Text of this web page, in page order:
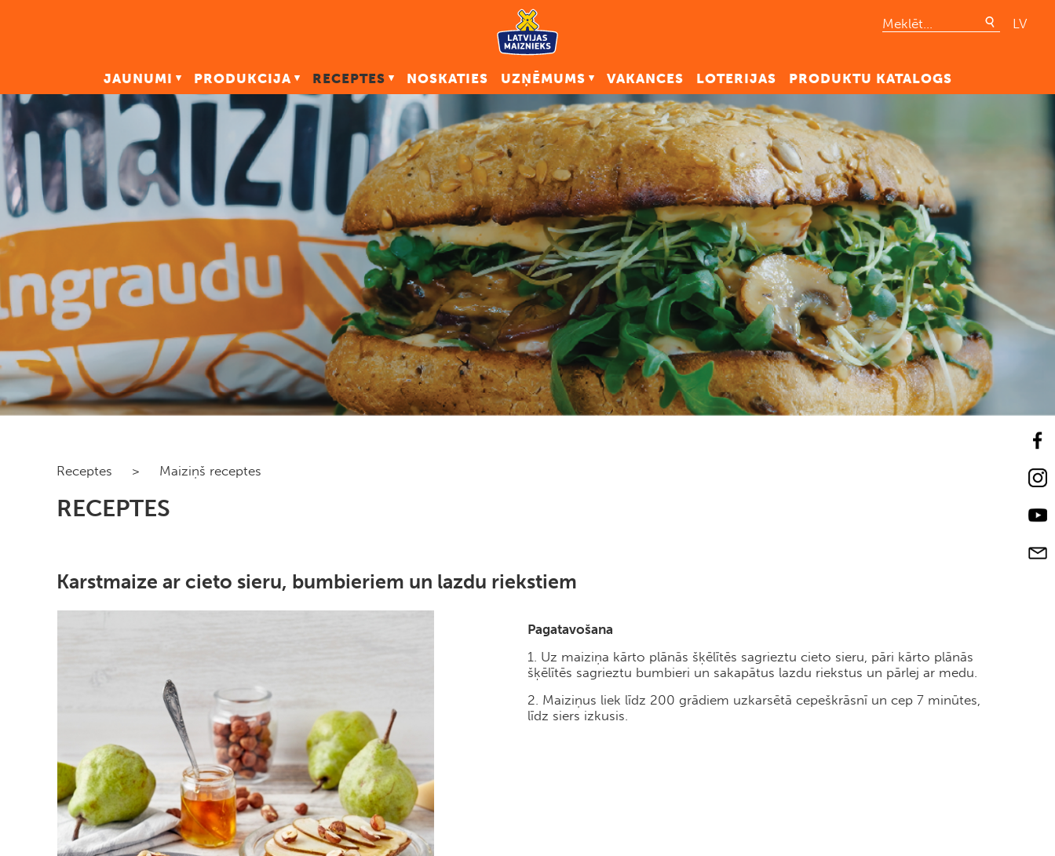
LV
JAUNUMI PRODUKCIJA RECEPTES NOSKATIES UZŅĒMUMS VAKANCES LOTERIJAS PRODUKTU KATALOGS
Receptes > Maiziņš receptes
RECEPTES
Karstmaize ar cieto sieru, bumbieriem un lazdu riekstiem
Pagatavošana
1. Uz maiziņa kārto plānās šķēlītēs sagrieztu cieto sieru, pāri kārto plānās
šķēlītēs sagrieztu bumbieri un sakapātus lazdu riekstus un pārlej ar medu.
2. Maiziņus liek līdz 200 grādiem uzkarsētā cepeškrāsnī un cep 7 minūtes,
līdz siers izkusis.